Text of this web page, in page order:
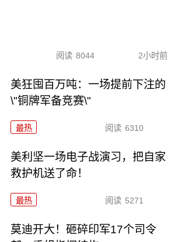
阅读 8044 2小时前
美狂囤百万吨：一场提前下注的
\"铜牌军备竞赛\"
最热 阅读 6310
美利坚一场电子战演习，把自家
救护机送了命！
最热 阅读 5271
莫迪开大！砸碎印军17个司令